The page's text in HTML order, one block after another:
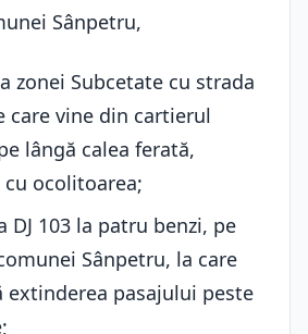
Sânpetru,
zonei Subcetate cu strada
care vine din cartierul
lângă calea ferată,
ocolitoarea;
DJ 103 la patru benzi, pe
Sânpetru, la care
extinderea pasajului peste